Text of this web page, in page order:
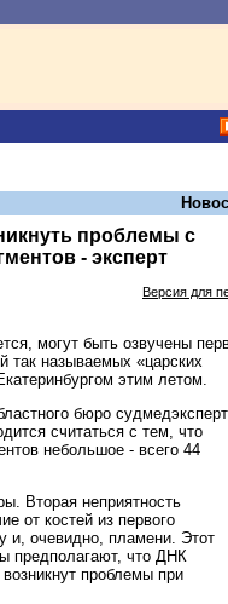
проблемы с
- эксперт
Версия для
могут быть озвучены
так называемых «царских
этим летом.
бюро
считаться с тем, что
небольшое - всего 44
Вторая неприятность
от костей из первого
и, очевидно, пламени. Этот
предполагают, что ДНК
проблемы при